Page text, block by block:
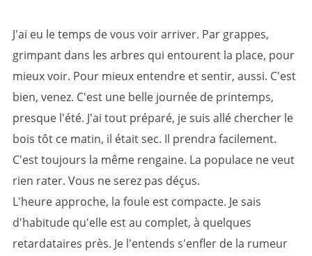
J'ai eu le temps de vous voir arriver. Par grappes,
grimpant dans les arbres qui entourent la place, pour
mieux voir. Pour mieux entendre et sentir, aussi. C'est
bien, venez. C'est une belle journée de printemps,
presque l'été. J'ai tout préparé, je suis allé chercher le
bois tôt ce matin, il était sec. Il prendra facilement.
C'est toujours la même rengaine. La populace ne veut
rien rater. Vous ne serez pas déçus.
L'heure approche, la foule est compacte. Je sais
d'habitude qu'elle est au complet, à quelques
retardataires près. Je l'entends s'enfler de la rumeur